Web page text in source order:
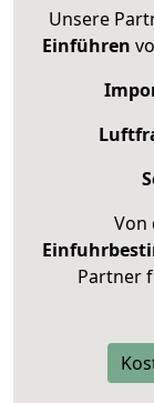
Unsere
Einführen
Von
Partner